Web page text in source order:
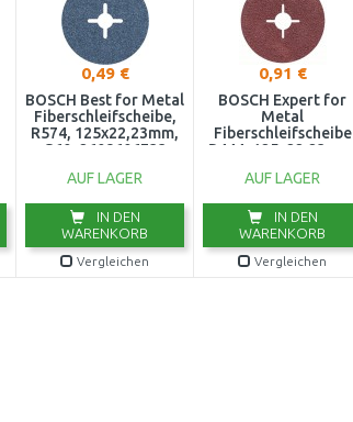
0,49 €
BOSCH Best for Metal
Fiberschleifscheibe,
R574, 125x22,23mm,
G60, 2608606733
AUF LAGER
IN DEN
WARENKORB
Vergleichen
0,91 €
BOSCH Expert for
Metal
Fiberschleifscheibe
R444, 125x22,23mm,
AUF LAGER
IN DEN
WARENKORB
Vergleichen